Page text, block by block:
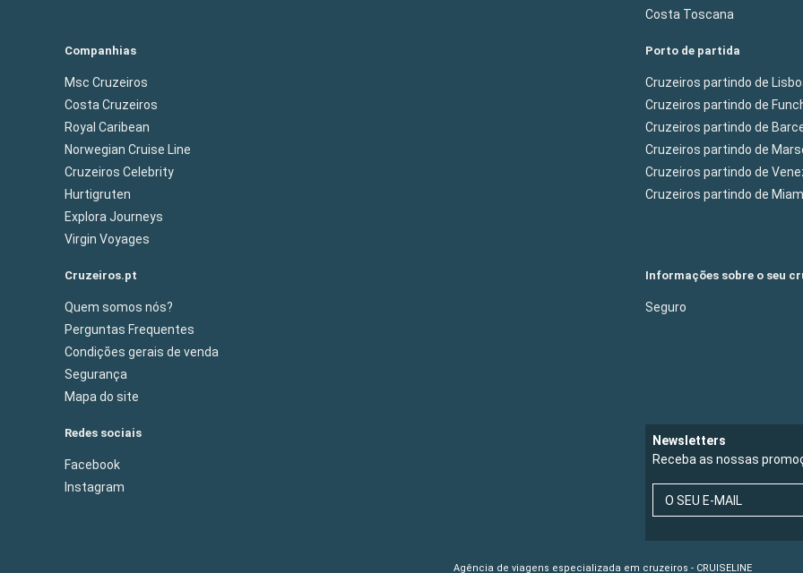
Costa Toscana
Companhias
Msc Cruzeiros
Costa Cruzeiros
Royal Caribean
Norwegian Cruise Line
Cruzeiros Celebrity
Hurtigruten
Explora Journeys
Virgin Voyages
Porto de partida
Cruzeiros partindo de
Cruzeiros partindo de
Cruzeiros partindo de
Cruzeiros partindo de
Cruzeiros partindo de
Cruzeiros partindo de Miam
Cruzeiros.pt
Quem somos nós?
Perguntas Frequentes
Condições gerais de venda
Segurança
Mapa do site
Informações sobre o seu
Seguro
Redes sociais
Facebook
Instagram
Newsletters
Receba as nossas
O SEU E-MAIL
Agência de viagens especializada em cruzeiros - CRUISELINE